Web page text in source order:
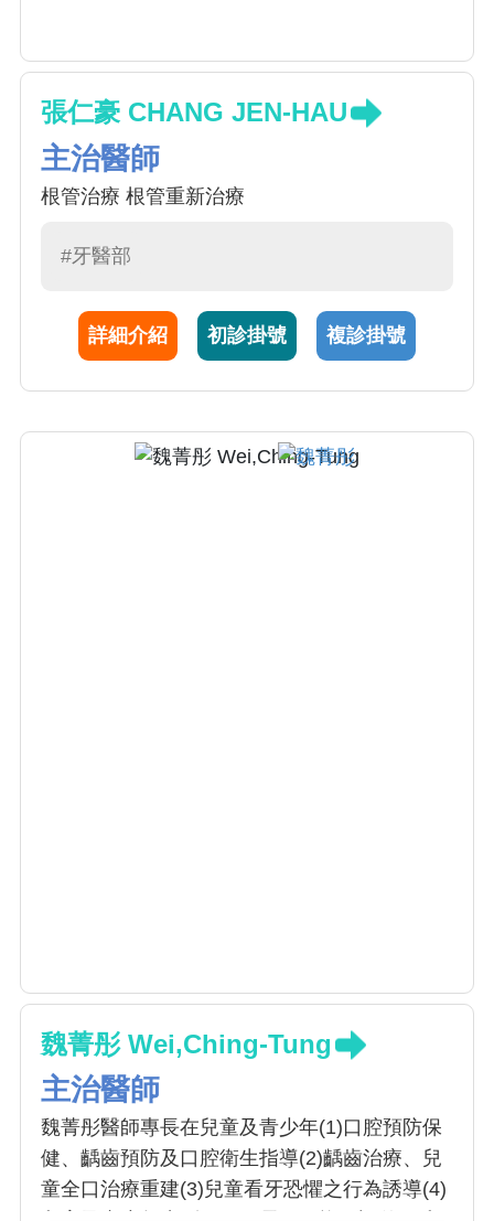
張仁豪 CHANG JEN-HAU
主治醫師
根管治療 根管重新治療
#牙醫部
詳細介紹 初診掛號 複診掛號
魏菁彤 Wei,Ching-Tung
主治醫師
魏菁彤醫師專長在兒童及青少年(1)口腔預防保
健、齲齒預防及口腔衛生指導(2)齲齒治療、兒
童全口治療重建(3)兒童看牙恐懼之行為誘導(4)